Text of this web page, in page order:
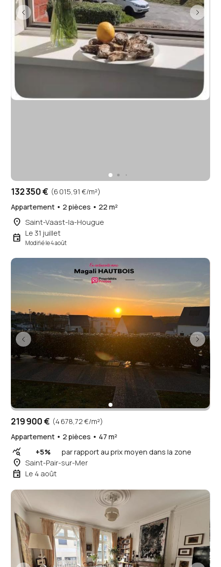
132 350 € (6 015,91 €/m²)
Appartement • 2 pièces • 22 m²
place Saint-Vaast-la-Hougue
event Le 31 juillet
Modifié le 4 août
219 900 € (4 678,72 €/m²)
Appartement • 2 pièces • 47 m²
query_stats +5% par rapport au prix moyen dans la zone
place Saint-Pair-sur-Mer
event Le 4 août